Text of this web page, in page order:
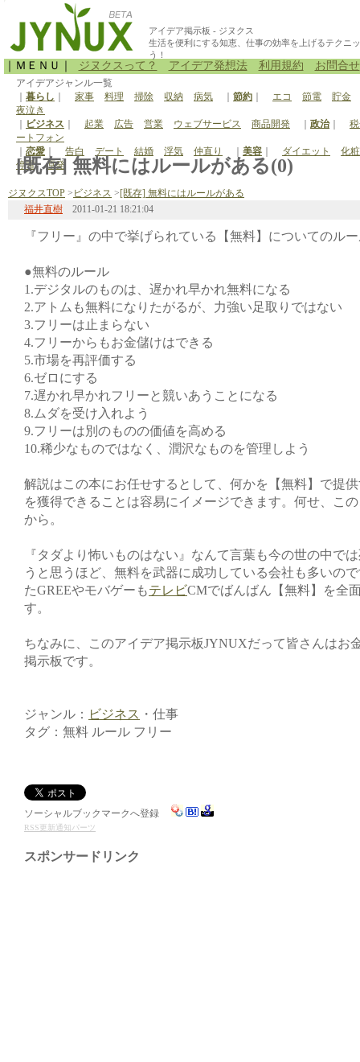
アイデア掲示板 - ジヌクス
生活を便利にする知恵、仕事の効率を上げるテクニ
う！
｜ＭＥＮＵ｜ ジヌクスって？ アイデア発想法 利用規約 お問合せ
アイデアジャンル一覧
暮らし 家事 料理 掃除 収納 病気 節約 エコ 節電
貯金
夜泣き
ビジネス 起業 広告 営業 ウェブサービス 商品開発 政治｜
ートフォン
恋愛 告白 デート 結婚 浮気 仲直り 美容 ダイエット
化
停電
原発
[既存] 無料にはルールがある(0)
ジヌクスTOP > ビジネス >[既存] 無料にはルールがある
福井直樹 2011-01-21 18:21:04
『フリー』の中で挙げられている【無料】についてのル
●無料のルール
1.デジタルのものは、遅かれ早かれ無料になる
2.アトムも無料になりたがるが、力強い足取りではない
3.フリーは止まらない
4.フリーからもお金儲けはできる
5.市場を再評価する
6.ゼロにする
7.遅かれ早かれフリーと競いあうことになる
8.ムダを受け入れよう
9.フリーは別のものの価値を高める
10.稀少なものではなく、潤沢なものを管理しよう
解説はこの本にお任せするとして、何かを【無料】で提
を獲得できることは容易にイメージできます。何せ、こ
から。
『タダより怖いものはない』なんて言葉も今の世の中で
うと思うほど、無料を武器に成功している会社も多いの
たGREEやモバゲーもテレビCMでばんばん【無料】を全
す。
ちなみに、このアイデア掲示板JYNUXだって皆さんはお
掲示板です。
ジャンル： ビジネス ・仕事
タグ：無料 ルール フリー
ソーシャルブックマークへ登録
RSS更新通知パーツ
スポンサードリンク